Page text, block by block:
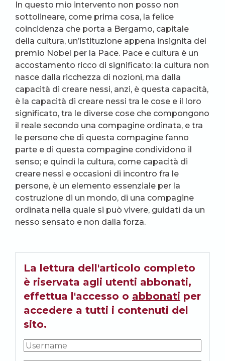
In questo mio intervento non posso non
sottolineare, come prima cosa, la felice
coincidenza che porta a Bergamo, capitale
della cultura, un’istituzione appena insignita del
premio Nobel per la Pace. Pace e cultura è un
accostamento ricco di significato: la cultura non
nasce dalla ricchezza di nozioni, ma dalla
capacità di creare nessi, anzi, è questa capacità,
è la capacità di creare nessi tra le cose e il loro
significato, tra le diverse cose che compongono
il reale secondo una compagine ordinata, e tra
le persone che di questa compagine fanno
parte e di questa compagine condividono il
senso; e quindi la cultura, come capacità di
creare nessi e occasioni di incontro fra le
persone, è un elemento essenziale per la
costruzione di un mondo, di una compagine
ordinata nella quale si può vivere, guidati da un
nesso sensato e non dalla forza.
La lettura dell'articolo completo
è riservata agli utenti abbonati,
effettua l'accesso o abbonati per
accedere a tutti i contenuti del
sito.